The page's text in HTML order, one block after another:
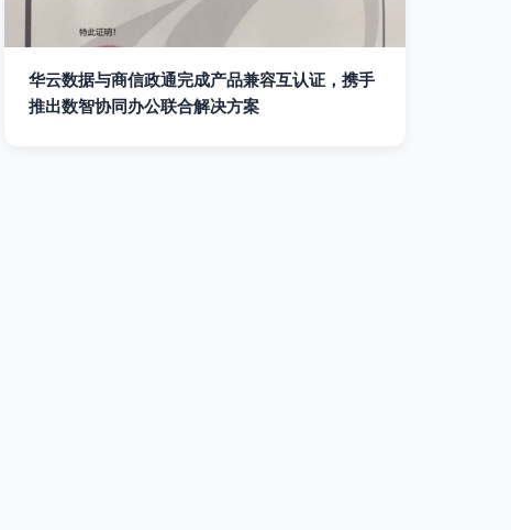
华云数据与商信政通完成产品兼容互认证，携手
推出数智协同办公联合解决方案